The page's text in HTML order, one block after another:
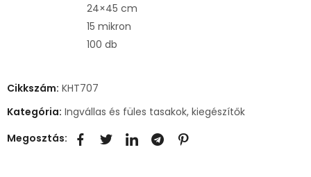
24×45 cm
15 mikron
100 db
Cikkszám: KHT707
Kategória: Ingvállas és füles tasakok, kiegészítők
Megosztás: